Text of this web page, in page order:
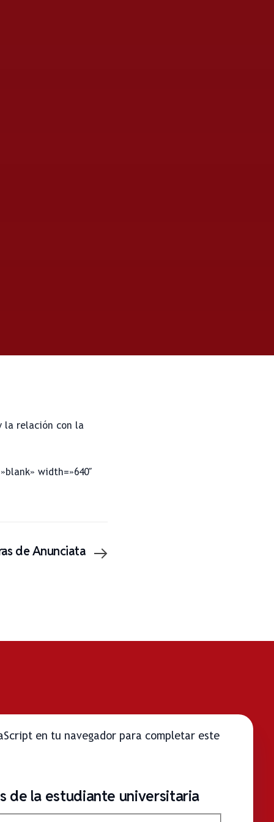
la relación con la
width=»640″
de Anunciata
en tu navegador para completar este
de la estudiante universitaria